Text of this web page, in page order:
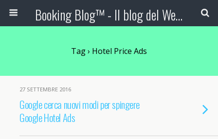
Booking Blog™ - Il blog del Web Marketing Turistico
Tag › Hotel Price Ads
27 SETTEMBRE 2016
Google cerca nuovi modi per spingere
Google Hotel Ads